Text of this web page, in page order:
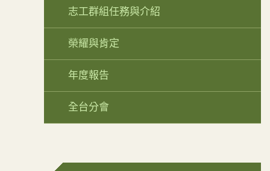
志工群組任務與介紹
榮耀與肯定
年度報告
全台分會